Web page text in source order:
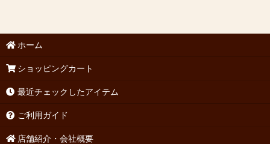
ホーム
ショッピングカート
最近チェックしたアイテム
ご利用ガイド
店舗紹介・会社概要